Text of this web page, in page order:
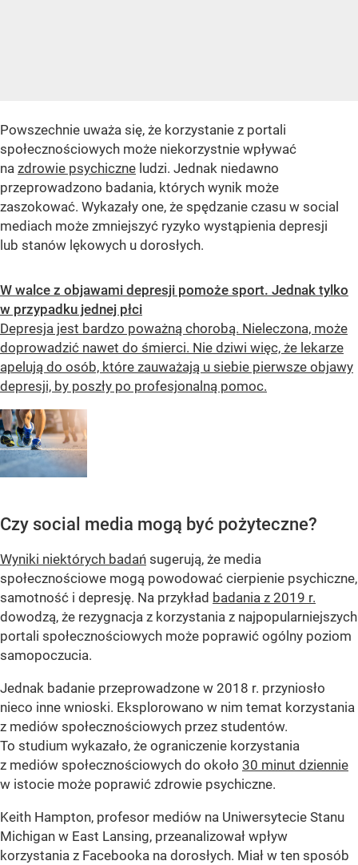
Powszechnie uważa się, że korzystanie z portali
społecznościowych może niekorzystnie wpływać
na zdrowie psychiczne ludzi. Jednak niedawno
przeprowadzono badania, których wynik może
zaszokować. Wykazały one, że spędzanie czasu w social
mediach może zmniejszyć ryzyko wystąpienia depresji
lub stanów lękowych u dorosłych.
W walce z objawami depresji pomoże sport. Jednak tylko
w przypadku jednej płci
Depresja jest bardzo poważną chorobą. Nieleczona, może
doprowadzić nawet do śmierci. Nie dziwi więc, że lekarze
apelują do osób, które zauważają u siebie pierwsze objawy
depresji, by poszły po profesjonalną pomoc.
Czy social media mogą być pożyteczne?
Wyniki niektórych badań sugerują, że media
społecznościowe mogą powodować cierpienie psychiczne,
samotność i depresję. Na przykład badania z 2019 r.
dowodzą, że rezygnacja z korzystania z najpopularniejszych
portali społecznościowych może poprawić ogólny poziom
samopoczucia.
Jednak badanie przeprowadzone w 2018 r. przyniosło
nieco inne wnioski. Eksplorowano w nim temat korzystania
z mediów społecznościowych przez studentów.
To studium wykazało, że ograniczenie korzystania
z mediów społecznościowych do około 30 minut dziennie
w istocie może poprawić zdrowie psychiczne.
Keith Hampton, profesor mediów na Uniwersytecie Stanu
Michigan w East Lansing, przeanalizował wpływ
korzystania z Facebooka na dorosłych. Miał w ten sposób